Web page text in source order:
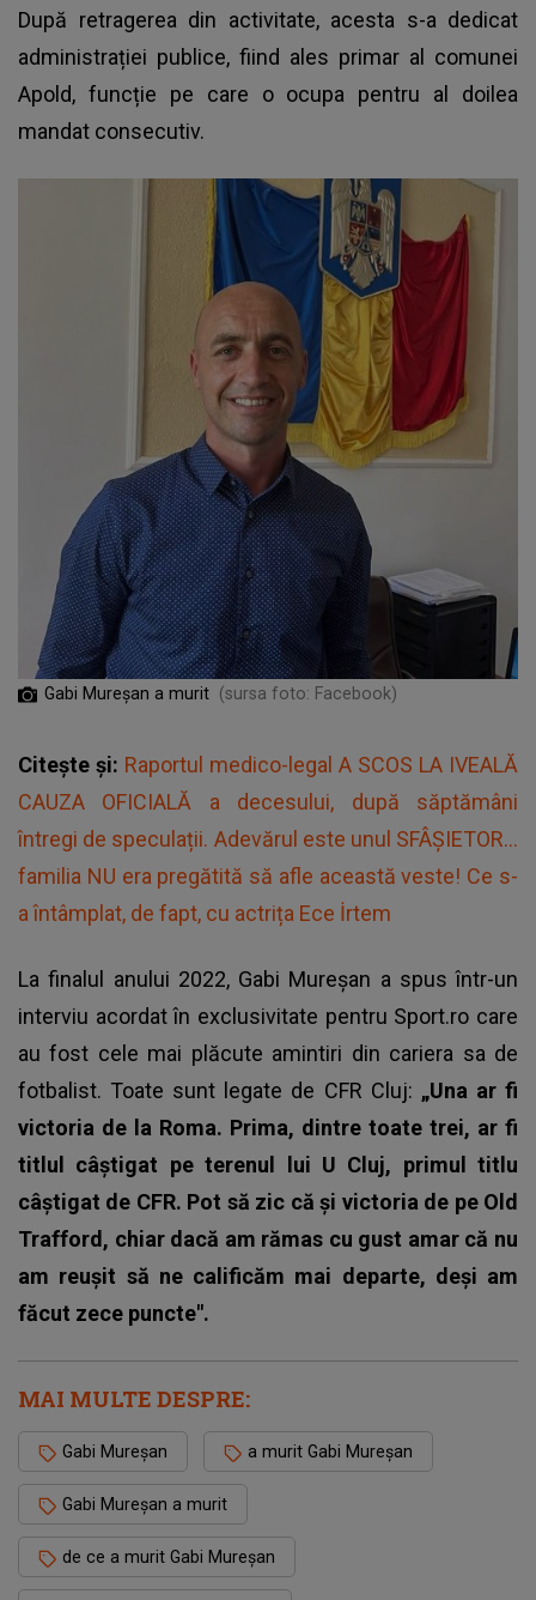
După retragerea din activitate, acesta s-a dedicat
administrației publice, fiind ales primar al comunei
Apold, funcție pe care o ocupa pentru al doilea
mandat consecutiv.
Gabi Mureșan a murit (sursa foto: Facebook)
Citește și: Raportul medico-legal A SCOS LA IVEALĂ
CAUZA OFICIALĂ a decesului, după săptămâni
întregi de speculații. Adevărul este unul SFÂȘIETOR...
familia NU era pregătită să afle această veste! Ce s-
a întâmplat, de fapt, cu actrița Ece İrtem
La finalul anului 2022, Gabi Mureșan a spus într-un
interviu acordat în exclusivitate pentru Sport.ro care
au fost cele mai plăcute amintiri din cariera sa de
fotbalist. Toate sunt legate de CFR Cluj: „Una ar fi
victoria de la Roma. Prima, dintre toate trei, ar fi
titlul câștigat pe terenul lui U Cluj, primul titlu
câștigat de CFR. Pot să zic că și victoria de pe Old
Trafford, chiar dacă am rămas cu gust amar că nu
am reușit să ne calificăm mai departe, deși am
făcut zece puncte".
MAI MULTE DESPRE:
Gabi Mureșan a murit Gabi Mureșan
Gabi Mureșan a murit
de ce a murit Gabi Mureșan